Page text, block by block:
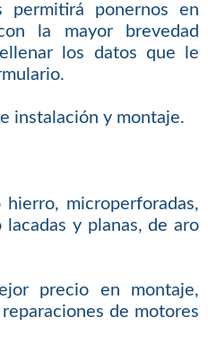
permitirá ponernos en
la mayor brevedad
los datos que le
instalación y montaje.
microperforadas,
y planas, de aro
precio en montaje,
de motores